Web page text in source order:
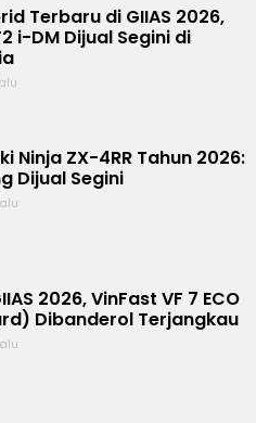
Terbaru di GIIAS 2026,
i-DM Dijual Segini di
Ninja ZX-4RR Tahun 2026:
Dijual Segini
2026, VinFast VF 7 ECO
Dibanderol Terjangkau